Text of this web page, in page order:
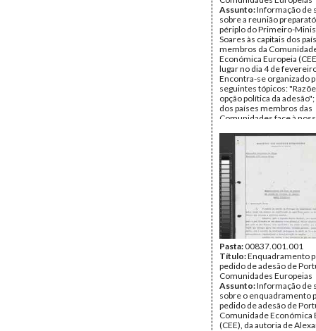
Assunto:Informação de
sobre a reunião
périplo do Primeiro-
Soares às capitais dos
membros da
Económica Europeia
lugar no dia 4 de
Encontra-se organizado
seguintes tópicos:
opção política da
dos países membros das
Comunidades face à
o encaminhamento do
adesão" e "Aspectos da
das visitas".
Data:
Fundo:
Tipo Documental:
Página(s):
Pasta:00837.001.001
Título:Enquadramento
pedido de adesão de
Comunidades Europeias
Assunto:Informação de
sobre o enquadramento
pedido de adesão de
Comunidade Económica
(CEE), da autoria de